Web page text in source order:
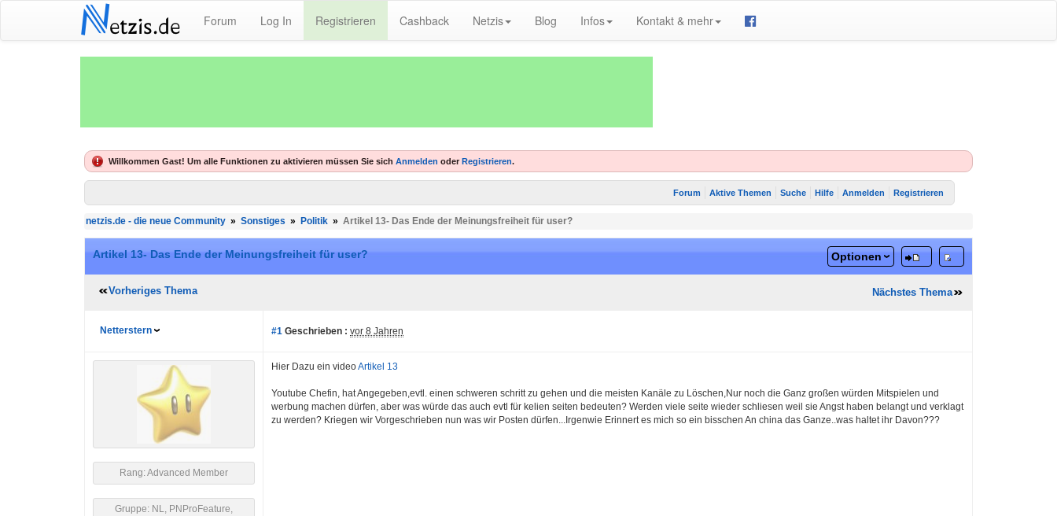
Netzis.de Forum Log In Registrieren Cashback Netzis Blog Infos Kontakt & mehr
Willkommen Gast! Um alle Funktionen zu aktivieren müssen Sie sich Anmelden oder Registrieren.
Forum Aktive Themen Suche Hilfe Anmelden Registrieren
netzis.de - die neue Community » Sonstiges » Politik » Artikel 13- Das Ende der Meinungsfreiheit für user?
Artikel 13- Das Ende der Meinungsfreiheit für user? Optionen
Vorheriges Thema Nächstes Thema
Netterstern #1 Geschrieben : vor 8 Jahren
Rang: Advanced Member
Gruppe: NL, PNProFeature,
Hier Dazu ein videoArtikel 13
Youtube Chefin, hat Angegeben,evtl. einen schweren schritt zu gehen und die meisten Kanäle zu Löschen,Nur noch die Ganz großen würden Mitspielen und
werbung machen dürfen, aber was würde das auch evtl für kelien seiten bedeuten? Werden viele seite wieder schliesen weil sie Angst haben belangt und verklagt
zu werden? Kriegen wir Vorgeschrieben nun was wir Posten dürfen...Irgenwie Erinnert es mich so ein bisschen An china das Ganze..was haltet ihr Davon???